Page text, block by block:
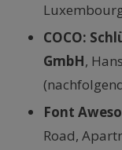
COCO:
GmbH,
Font
Road,